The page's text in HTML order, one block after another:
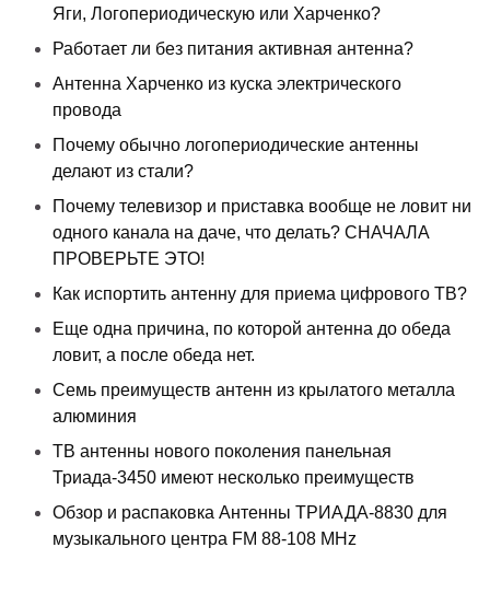
Яги, Логопериодическую или Харченко?
Работает ли без питания активная антенна?
Антенна Харченко из куска электрического
провода
Почему обычно логопериодические антенны
делают из стали?
Почему телевизор и приставка вообще не ловит ни
одного канала на даче, что делать? СНАЧАЛА
ПРОВЕРЬТЕ ЭТО!
Как испортить антенну для приема цифрового ТВ?
Еще одна причина, по которой антенна до обеда
ловит, а после обеда нет.
Семь преимуществ антенн из крылатого металла
алюминия
ТВ антенны нового поколения панельная
Триада-3450 имеют несколько преимуществ
Обзор и распаковка Антенны ТРИАДА-8830 для
музыкального центра FM 88-108 MHz